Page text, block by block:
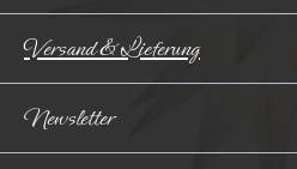
Versand & Lieferung
Newsletter